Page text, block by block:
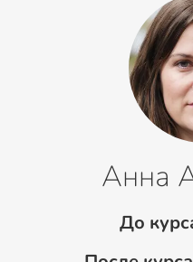
Анна
До